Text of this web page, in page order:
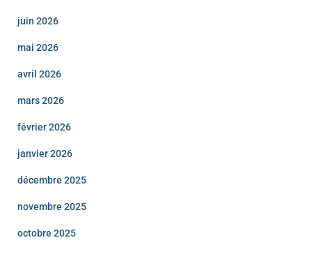
juin 2026
mai 2026
avril 2026
mars 2026
février 2026
janvier 2026
décembre 2025
novembre 2025
octobre 2025